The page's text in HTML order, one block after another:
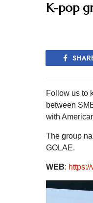
K-pop
Follow us to
between
with
The group
GOLAE.
WEB: